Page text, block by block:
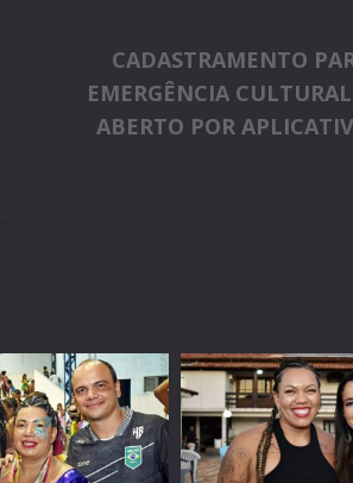
CADASTRAMENTO
EMERGÊNCIA
ABERTO POR